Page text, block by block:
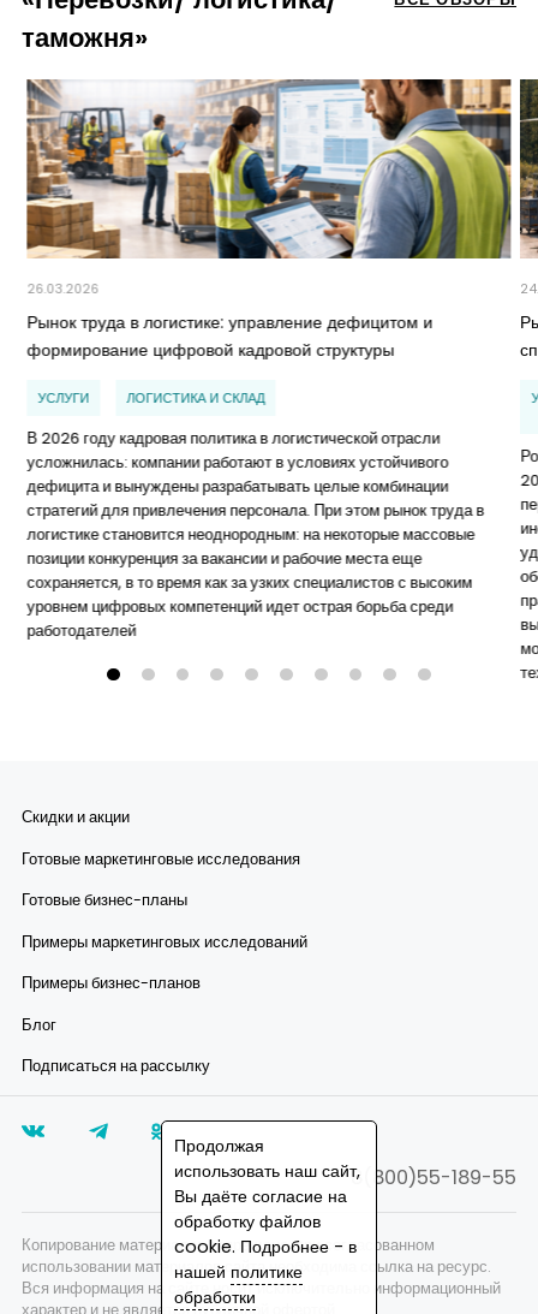
таможня»
26.03.2026
Рынок труда в логистике: управление дефицитом и
формирование цифровой кадровой структуры
УСЛУГИ ЛОГИСТИКА И СКЛАД
В 2026 году кадровая политика в логистической отрасли
усложнилась: компании работают в условиях устойчивого
дефицита и вынуждены разрабатывать целые комбинации
стратегий для привлечения персонала. При этом рынок труда в
логистике становится неоднородным: на некоторые массовые
позиции конкуренция за вакансии и рабочие места еще
сохраняется, в то время как за узких специалистов с высоким
уровнем цифровых компетенций идет острая борьба среди
работодателей
Скидки и акции
Готовые маркетинговые исследования
Готовые бизнес-планы
Примеры маркетинговых исследований
Примеры бизнес-планов
Блог
Подписаться на рассылку
8(800)55-189-55
Копирование материалов запрещено, при согласованном
использовании материалов сайта необходима ссылка на ресурс.
Вся информация на сайте носит исключительно информационный
характер и не является публичной офертой.
Продолжая
использовать наш сайт,
Вы даёте согласие на
обработку файлов
cookie. Подробнее - в
нашей политике
обработки